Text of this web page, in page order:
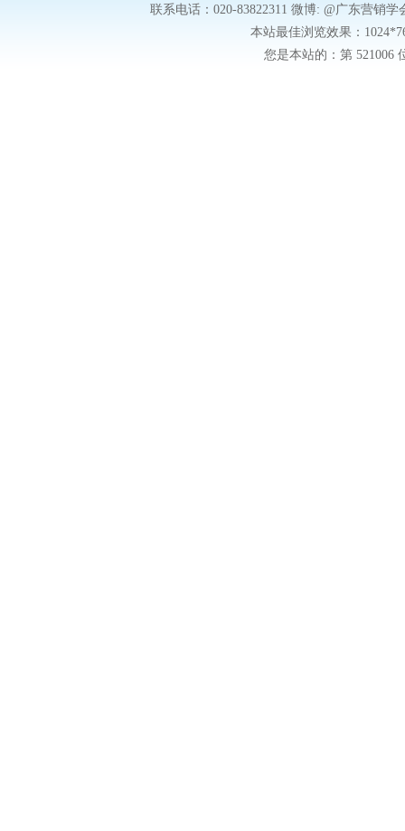
联系电话：020-83822311 微博: @广东营销学
本站最佳浏览效果：
您是本站的：第 521006